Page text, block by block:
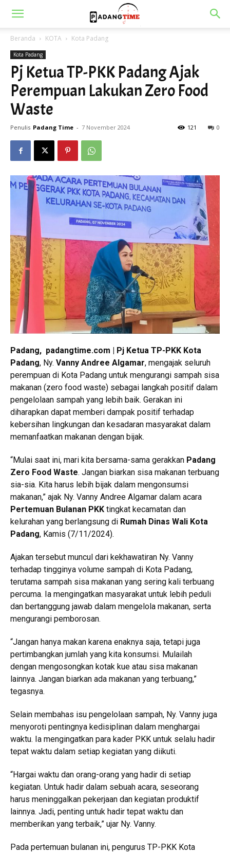
Beranda KOTA Kota Padang
Kota Padang
Pj Ketua TP-PKK Padang Ajak
Perempuan Lakukan Zero Food
Waste
Penulis Padang Time - 7 November 2024 0
121
Padang, padangtime.com | Pj Ketua TP-PKK Kota
Padang, Ny. Vanny Andree Algamar, mengajak seluruh
perempuan di Kota Padang untuk mengurangi sampah sisa
makanan (zero food waste) sebagai langkah positif dalam
pengelolaan sampah yang lebih baik. Gerakan ini
diharapkan dapat memberi dampak positif terhadap
kebersihan lingkungan dan kesadaran masyarakat dalam
memanfaatkan makanan dengan bijak.
“Mulai saat ini, mari kita bersama-sama gerakkan Padang
Zero Food Waste. Jangan biarkan sisa makanan terbuang
sia-sia. Kita harus lebih bijak dalam mengonsumsi
makanan,” ajak Ny. Vanny Andree Algamar dalam acara
Pertemuan Bulanan PKK tingkat kecamatan dan
kelurahan yang berlangsung di Rumah Dinas Wali Kota
Padang, Kamis (7/11/2024).
Ajakan tersebut muncul dari kekhawatiran Ny. Vanny
terhadap tingginya volume sampah di Kota Padang,
terutama sampah sisa makanan yang sering kali terbuang
percuma. Ia mengingatkan masyarakat untuk lebih peduli
dan bertanggung jawab dalam mengelola makanan, serta
mengurangi pemborosan.
“Jangan hanya makan karena enaknya saja, tetapi juga
pertimbangkan jumlah yang kita konsumsi. Mulailah
dengan mengosongkan kotak kue atau sisa makanan
lainnya. Jangan biarkan ada makanan yang terbuang,”
tegasnya.
Selain membahas isu pengelolaan sampah, Ny. Vanny juga
menyoroti pentingnya kedisiplinan dalam menghargai
waktu. Ia mengingatkan para kader PKK untuk selalu hadir
tepat waktu dalam setiap kegiatan yang diikuti.
“Hargai waktu dan orang-orang yang hadir di setiap
kegiatan. Untuk hadir dalam sebuah acara, seseorang
harus meninggalkan pekerjaan dan kegiatan produktif
lainnya. Jadi, penting untuk hadir tepat waktu dan
memberikan yang terbaik,” ujar Ny. Vanny.
Pada pertemuan bulanan ini, pengurus TP-PKK Kota